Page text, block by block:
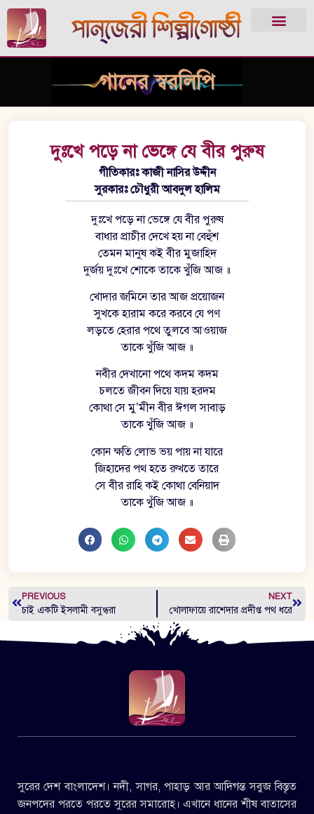
গানের স্বরলিপি
দুঃখে পড়ে না ভেঙ্গে যে বীর পুরুষ
গীতিকারঃ কাজী নাসির উদ্দীন
সুরকারঃ চৌধুরী আবদুল হালিম
দুঃখে পড়ে না ভেঙ্গে যে বীর পুরুষ
বাধার প্রাচীর দেখে হয় না বেহুঁশ
তেমন মানুষ কই বীর মুজাহিদ
দুর্জয় দুঃখে শোকে তাকে খুঁজি আজ ॥
খোদার জমিনে তার আজ প্রয়োজন
সুখকে হারাম করে করবে যে পণ
লড়তে হেরার পথে তুলবে আওয়াজ
তাকে খুঁজি আজ ॥
নবীর দেখানো পথে কদম কদম
চলতে জীবন দিয়ে যায় হরদম
কোথা সে মু’মীন বীর ঈগল সাবাড়
তাকে খুঁজি আজ ॥
কোন ক্ষতি লোভ ভয় পায় না যারে
জিহাদের পথ হতে রুখতে তারে
সে বীর রাহি কই কোথা বেনিয়াদ
তাকে খুঁজি আজ ॥
PREVIOUS
চাই একটি ইসলামী বসুন্ধরা
NEXT
খোলাফায়ে রাশেদার প্রদীপ্ত পথ ধরে
সুরের দেশ বাংলাদেশ। নদী, সাগর, পাহাড় আর আদিগন্ত সবুজ বিস্তৃত
জনপদের পরতে পরতে সুরের সমারোহ। এখানে ধানের শীষ বাতাসের